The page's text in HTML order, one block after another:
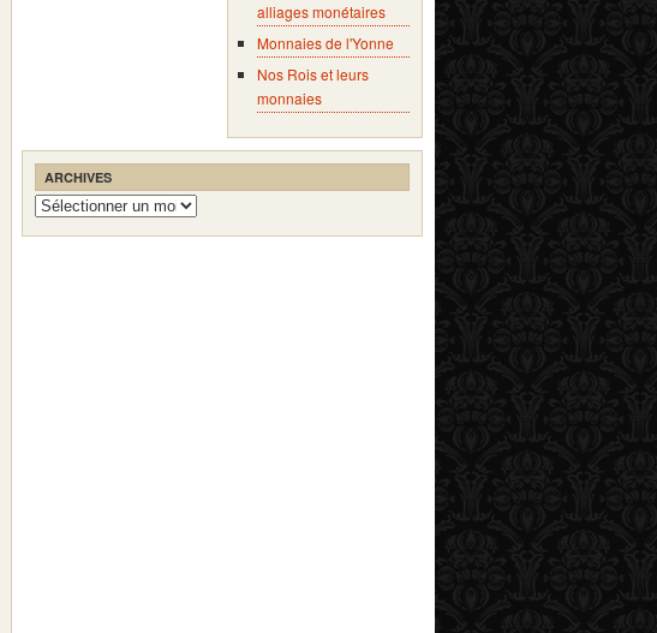
alliages monétaires
Monnaies de l'Yonne
Nos Rois et leurs
monnaies
ARCHIVES
Archives